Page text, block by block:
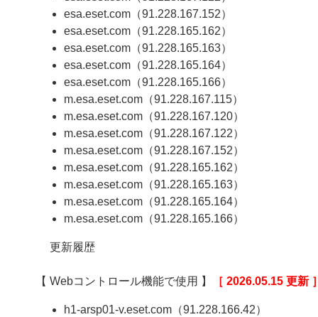
esa.eset.com（91.228.167.152）
esa.eset.com（91.228.165.162）
esa.eset.com（91.228.165.163）
esa.eset.com（91.228.165.164）
esa.eset.com（91.228.165.166）
m.esa.eset.com（91.228.167.115）
m.esa.eset.com（91.228.167.120）
m.esa.eset.com（91.228.167.122）
m.esa.eset.com（91.228.167.152）
m.esa.eset.com（91.228.165.162）
m.esa.eset.com（91.228.165.163）
m.esa.eset.com（91.228.165.164）
m.esa.eset.com（91.228.165.166）
更新履歴
【 Webコントロール機能で使用 】 ［ 2026.05.15 更新
h1-arsp01-v.eset.com（91.228.166.42）